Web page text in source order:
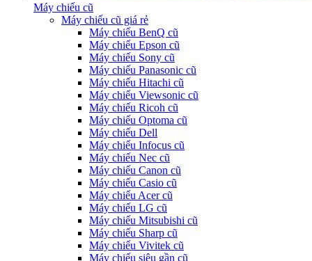
Máy chiếu cũ
Máy chiếu cũ giá rẻ
Máy chiếu BenQ cũ
Máy chiếu Epson cũ
Máy chiếu Sony cũ
Máy chiếu Panasonic cũ
Máy chiếu Hitachi cũ
Máy chiếu Viewsonic cũ
Máy chiếu Ricoh cũ
Máy chiếu Optoma cũ
Máy chiếu Dell
Máy chiếu Infocus cũ
Máy chiếu Nec cũ
Máy chiếu Canon cũ
Máy chiếu Casio cũ
Máy chiếu Acer cũ
Máy chiếu LG cũ
Máy chiếu Mitsubishi cũ
Máy chiếu Sharp cũ
Máy chiếu Vivitek cũ
Máy chiếu siêu gần cũ